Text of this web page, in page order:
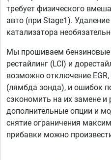
требует физического
авто (при Stage1).
катализатора
Мы прошиваем
рестайлинг (LCI) и
возможно отключение EGR,
(лямбда зонда), и ошибок
сэкономить на их замене и
дополнительные опции и
снятие ограничения
прибавки можно